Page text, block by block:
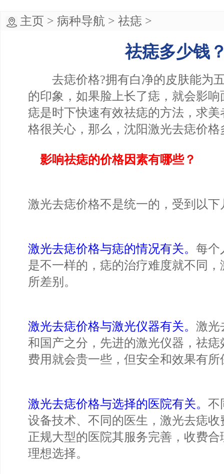
主页 > 病种导航 > 祛痣 >
祛痣多少钱
去痣价格?拥有白净的皮肤能为
的印象，如果脸上长了痣，就会影
痣是时下快速有效祛痣的方法，求
格很关心，那么，沈阳激光去痣价格
影响祛痣的价格因素有哪些？
激光去痣价格不是统一的，受到以
激光去痣价格与痣的情况有关。 每个
是不一样的，痣的治疗难度就不同
所差别。
激光去痣价格与激光仪器有关。 激光
和国产之分，先进的激光仪器，祛
费用就会贵一些，但安全和效果有所
激光去痣价格与选择的医院有关。 不
设备技术、不同的医生，激光去痣
正规大型的医院其服务完善，收费
理想选择。